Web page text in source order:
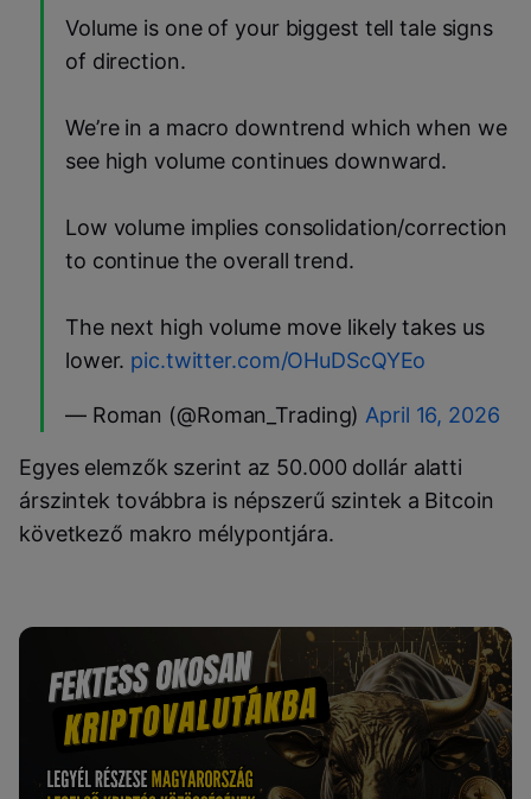
Volume is one of your biggest tell tale signs
of direction.
We’re in a macro downtrend which when we
see high volume continues downward.
Low volume implies consolidation/correction
to continue the overall trend.
The next high volume move likely takes us
lower. pic.twitter.com/OHuDScQYEo
— Roman (@Roman_Trading) April 16, 2026
Egyes elemzők szerint az 50.000 dollár alatti
árszintek továbbra is népszerű szintek a Bitcoin
következő makro mélypontjára.